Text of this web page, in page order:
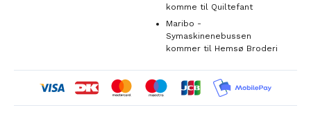
komme til Quiltefant
Maribo -
Symaskinenebussen
kommer til Hemsø Broderi